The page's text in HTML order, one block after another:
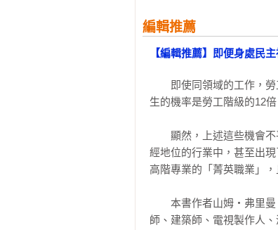
「這本投下了震撼彈的著
角景象。因為特權的運作
「這本引人入勝的書，提
——賓州大學 安奈特．拉
編輯推薦
【編輯推薦】即便身處民
即使同領域的工作，勞
生的機率是勞工階級的12倍
顯然，上述這些機會不
經地位的行業中，甚至出
高階專業的「菁英職業」
本書作者山姆‧弗里曼、
師、建築師、電視製作人